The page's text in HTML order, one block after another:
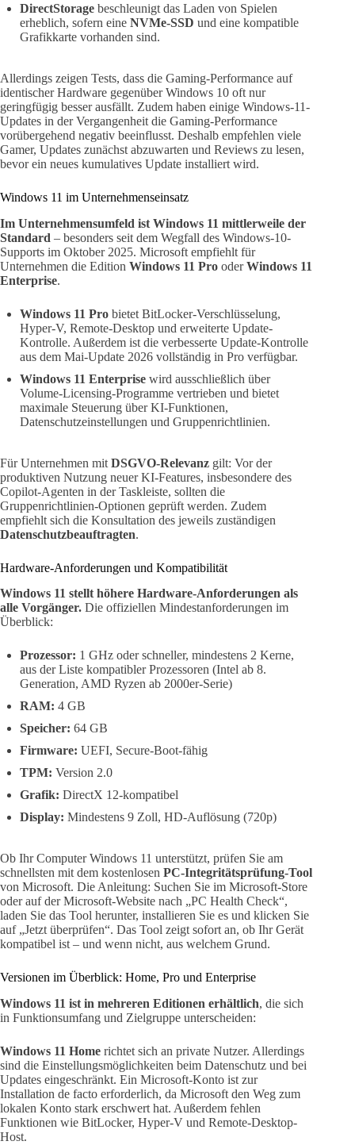
DirectStorage beschleunigt das Laden von Spielen
erheblich, sofern eine NVMe-SSD und eine kompatible
Grafikkarte vorhanden sind.
Allerdings zeigen Tests, dass die Gaming-Performance auf
identischer Hardware gegenüber Windows 10 oft nur
geringfügig besser ausfällt. Zudem haben einige Windows-11-
Updates in der Vergangenheit die Gaming-Performance
vorübergehend negativ beeinflusst. Deshalb empfehlen viele
Gamer, Updates zunächst abzuwarten und Reviews zu lesen,
bevor ein neues kumulatives Update installiert wird.
Windows 11 im Unternehmenseinsatz
Im Unternehmensumfeld ist Windows 11 mittlerweile der
Standard – besonders seit dem Wegfall des Windows-10-
Supports im Oktober 2025. Microsoft empfiehlt für
Unternehmen die Edition Windows 11 Pro oderWindows 11
Enterprise.
Windows 11 Pro bietet BitLocker-Verschlüsselung,
Hyper-V, Remote-Desktop und erweiterte Update-
Kontrolle. Außerdem ist die verbesserte Update-Kontrolle
aus dem Mai-Update 2026 vollständig in Pro verfügbar.
Windows 11 Enterprise wird ausschließlich über
Volume-Licensing-Programme vertrieben und bietet
maximale Steuerung über KI-Funktionen,
Datenschutzeinstellungen und Gruppenrichtlinien.
Für Unternehmen mit DSGVO-Relevanz gilt: Vor der
produktiven Nutzung neuer KI-Features, insbesondere des
Copilot-Agenten in der Taskleiste, sollten die
Gruppenrichtlinien-Optionen geprüft werden. Zudem
empfiehlt sich die Konsultation des jeweils zuständigen
Datenschutzbeauftragten.
Hardware-Anforderungen und Kompatibilität
Windows 11 stellt höhere Hardware-Anforderungen als
alle Vorgänger. Die offiziellen Mindestanforderungen im
Überblick:
Prozessor: 1 GHz oder schneller, mindestens 2 Kerne,
aus der Liste kompatibler Prozessoren (Intel ab 8.
Generation, AMD Ryzen ab 2000er-Serie)
RAM: 4 GB
Speicher: 64 GB
Firmware: UEFI, Secure-Boot-fähig
TPM: Version 2.0
Grafik: DirectX 12-kompatibel
Display: Mindestens 9 Zoll, HD-Auflösung (720p)
Ob Ihr Computer Windows 11 unterstützt, prüfen Sie am
schnellsten mit dem kostenlosen PC-Integritätsprüfung-Tool
von Microsoft. Die Anleitung: Suchen Sie im Microsoft-Store
oder auf der Microsoft-Website nach „PC Health Check“,
laden Sie das Tool herunter, installieren Sie es und klicken Sie
auf „Jetzt überprüfen“. Das Tool zeigt sofort an, ob Ihr Gerät
kompatibel ist – und wenn nicht, aus welchem Grund.
Versionen im Überblick: Home, Pro und Enterprise
Windows 11 ist in mehreren Editionen erhältlich, die sich
in Funktionsumfang und Zielgruppe unterscheiden:
Windows 11 Home richtet sich an private Nutzer. Allerdings
sind die Einstellungsmöglichkeiten beim Datenschutz und bei
Updates eingeschränkt. Ein Microsoft-Konto ist zur
Installation de facto erforderlich, da Microsoft den Weg zum
lokalen Konto stark erschwert hat. Außerdem fehlen
Funktionen wie BitLocker, Hyper-V und Remote-Desktop-
Host.